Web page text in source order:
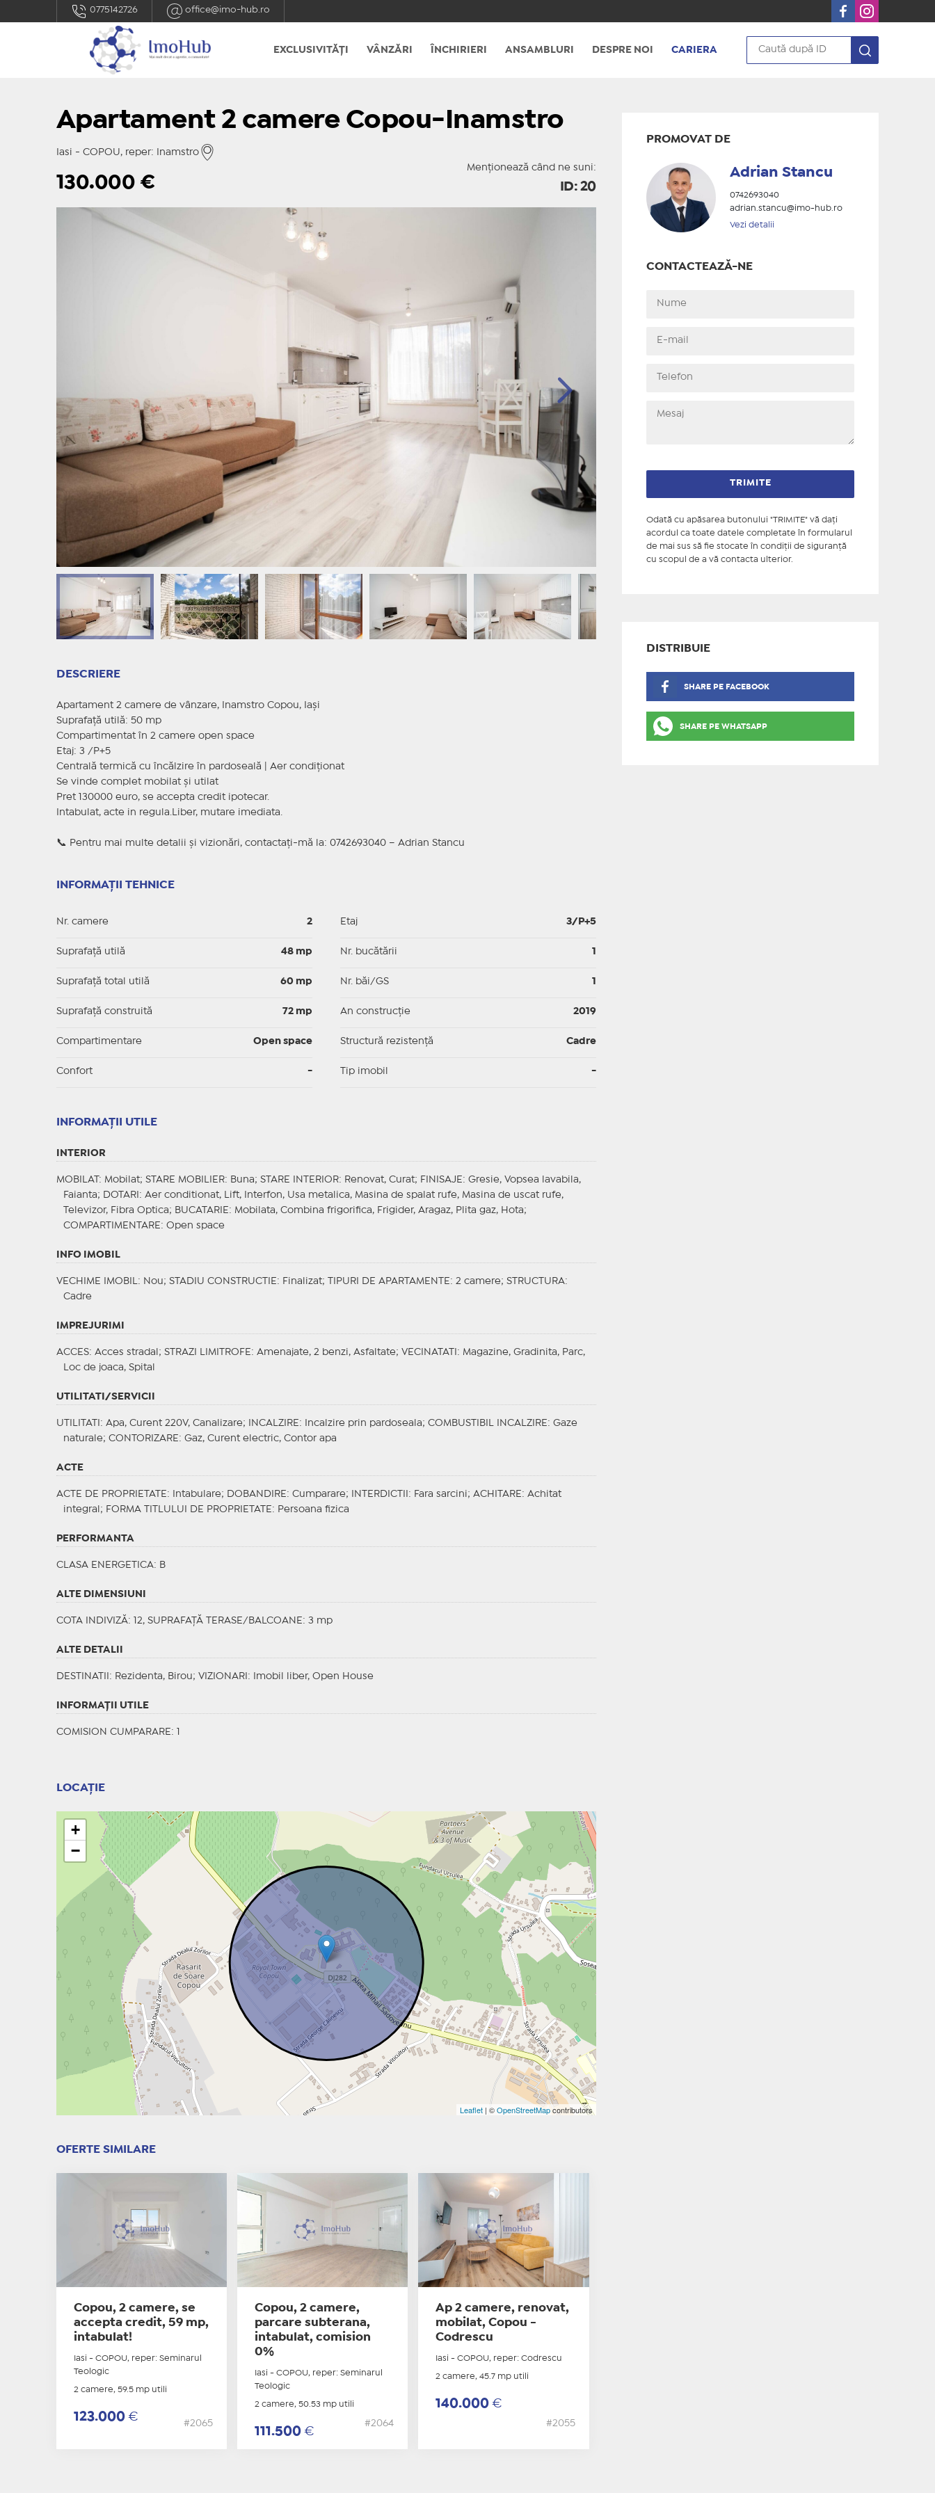
0775142726 office@imo-hub.ro
EXCLUSIVITĂȚI VÂNZĂRI ÎNCHIRIERI ANSAMBLURI DESPRE NOI CARIERA
Apartament 2 camere Copou-Inamstro
Iasi - COPOU, reper: Inamstro
Menționează când ne suni:
130.000 € ID: 20
DESCRIERE
Apartament 2 camere de vânzare, Inamstro Copou, Iași
Suprafață utilă: 50 mp
Compartimentat în 2 camere open space
Etaj: 3 /P+5
Centrală termică cu încălzire în pardoseală | Aer condiționat
Se vinde complet mobilat și utilat
Pret 130000 euro, se accepta credit ipotecar.
Intabulat, acte in regula.Liber, mutare imediata.
📞 Pentru mai multe detalii și vizionări, contactați-mă la: 0742693040 – Adrian Stancu
INFORMAȚII TEHNICE
Nr. camere 2
Suprafaţă utilă 48 mp
Suprafaţă total utilă 60 mp
Suprafaţă construită 72 mp
Compartimentare Open space
Confort -
Etaj 3/P+5
Nr. bucătării
Nr. băi/GS
An construcție 2019
Structură rezistență Cadre
Tip imobil -
INFORMAŢII UTILE
INTERIOR
MOBILAT : Mobilat; STARE MOBILIER: Buna; STARE INTERIOR: Renovat, Curat; FINISAJE : Gresie, Vopsea lavabila,
Faianta;
DOTARI : Aer conditionat, Lift, Interfon, Usa metalica, Masina de spalat rufe, Masina de uscat rufe,
Televizor, Fibra Optica; BUCATARIE : Mobilata, Combina frigorifica, Frigider, Aragaz, Plita gaz, Hota;
COMPARTIMENTARE : Open space
INFO IMOBIL
VECHIME IMOBIL : Nou; STADIU CONSTRUCTIE : Finalizat; TIPURI DE APARTAMENTE : 2 camere; STRUCTURA:
Cadre
IMPREJURIMI
ACCES: Acces stradal; STRAZI LIMITROFE : Amenajate, 2 benzi, Asfaltate; VECINATATI
: Magazine, Gradinita, Parc,
Loc de joaca, Spital
UTILITATI/SERVICII
UTILITATI : Apa, Curent 220V, Canalizare; INCALZIRE : Incalzire prin pardoseala; COMBUSTIBIL INCALZIRE : Gaze
naturale; CONTORIZARE : Gaz, Curent electric, Contor apa
ACTE
ACTE DE PROPRIETATE : Intabulare; DOBANDIRE : Cumparare; INTERDICTII : Fara sarcini; ACHITARE : Achitat
integral; FORMA TITLULUI DE PROPRIETATE : Persoana fizica
PERFORMANTA
CLASA ENERGETICA: B
ALTE DIMENSIUNI
COTA INDIVIZĂ: 12, SUPRAFAȚĂ TERASE/BALCOANE: 3 mp
ALTE DETALII
DESTINATII : Rezidenta, Birou; VIZIONARI : Imobil liber, Open House
INFORMAŢII UTILE
COMISION CUMPARARE: 1
LOCAȚIE
+
−
Leaflet| ©OpenStreetMapcontributors
PROMOVAT DE
Adrian Stancu
0742693040
adrian.stancu@imo-hub.ro
Vezi detalii
CONTACTEAZĂ-NE
Odată cu apăsarea butonului "TRIMITE" vă daţi
acordul ca toate datele completate în formularul
de mai sus să fie stocate în condiţii de siguranţă
cu scopul de a vă contacta ulterior.
DISTRIBUIE
SHARE PE FACEBOOK
SHARE PE WHATSAPP
OFERTE SIMILARE
Copou, 2 camere, se
accepta credit, 59 mp,
intabulat!
Iasi - COPOU, reper: Seminarul
Teologic
2 camere, 59.5 mp utili
123.000 €
#2065
Copou, 2 camere,
parcare subterana,
intabulat, comision
0%
Iasi - COPOU, reper: Seminarul
Teologic
2 camere, 50.53 mp utili
111.500€
#2064
Ap 2 camere, renovat,
mobilat, Copou -
Codrescu
Iasi - COPOU, reper: Codrescu
2 camere, 45.7 mp utili
140.000€
#2055